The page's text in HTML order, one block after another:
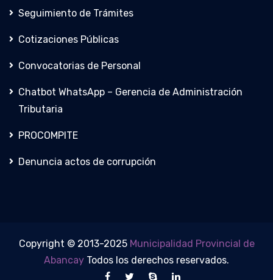
Seguimiento de Trámites
Cotizaciones Públicas
Convocatorias de Personal
Chatbot WhatsApp – Gerencia de Administración
Tributaria
PROCOMPITE
Denuncia actos de corrupción
Copyright © 2013-2025 Municipalidad Provincial de
Abancay Todos los derechos reservados.